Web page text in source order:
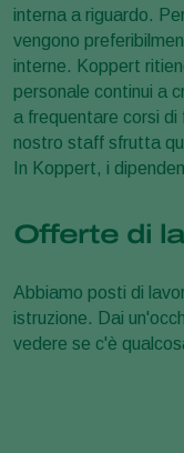
interna a riguardo.
vengono
interne. Koppert
personale continui a
a frequentare corsi di
nostro staff sfrutta
In Koppert, i
Offerte di
Abbiamo posti di
istruzione. Dai
vedere se c'è